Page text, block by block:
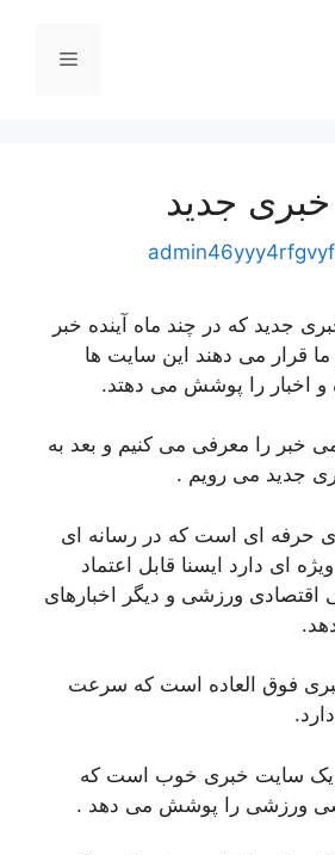
فهرست
جدید
admin46yyy4rfgvyf
جدید که در چند ماه آینده خبر
ما قرار می دهند این سایت ها
و اخبار را پوشش می دهتد.
خبر را معرفی می کنیم و بعد به
جدید می رویم .
حرفه ای است که در رسانه ای
ای دارد ایسنا قابل اعتماد
ورزشی و دیگر اخبارهای
فوق العاده است که سرعت
یک سایت خبری خوب است که
ورزشی را پوشش می دهد .